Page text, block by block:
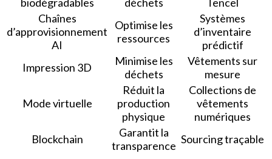
Chaînes
d’approvisionnement
AI
Optimise les
ressources
Systèmes
d’inventaire
prédictif
Impression 3D
Minimise les
déchets
Vêtements sur
mesure
Mode virtuelle
Réduit la
production
physique
Collections de
vêtements
numériques
Blockchain
Garantit la
transparence Sourcing traçable